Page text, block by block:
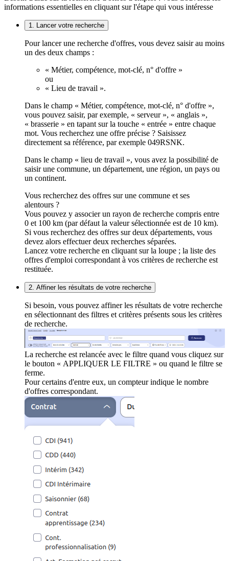
informations essentielles en cliquant sur l'étape qui vous intéresse
1. Lancer votre recherche
Pour lancer une recherche d'offres, vous devez saisir au moins
un des deux champs :
« Métier, compétence, mot-clé, n° d'offre »
ou
« Lieu de travail ».
Dans le champ « Métier, compétence, mot-clé, n° d'offre »,
vous pouvez saisir, par exemple, « serveur », « anglais »,
« brasserie » en tapant sur la touche « entrée » entre chaque
mot. Vous recherchez une offre précise ? Saisissez
directement sa référence, par exemple 049RSNK.
Dans le champ « lieu de travail », vous avez la possibilité de
saisir une commune, un département, une région, un pays ou
un continent.
Vous recherchez des offres sur une commune et ses
alentours ?
Vous pouvez y associer un rayon de recherche compris entre
0 et 100 km (par défaut la valeur sélectionnée est de 10 km).
Si vous recherchez des offres sur deux départements, vous
devez alors effectuer deux recherches séparées.
Lancez votre recherche en cliquant sur la loupe ; la liste des
offres d'emploi correspondant à vos critères de recherche est
restituée.
2. Affiner les résultats de votre recherche
Si besoin, vous pouvez affiner les résultats de votre recherche
en sélectionnant des filtres et critères présents sous les critères
de recherche.
La recherche est relancée avec le filtre quand vous cliquez sur
le bouton « APPLIQUER LE FILTRE » ou quand le filtre se
ferme.
Pour certains d'entre eux, un compteur indique le nombre
d'offres correspondant.